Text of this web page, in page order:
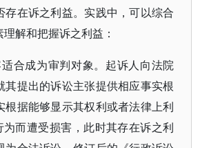
存在诉之利益。实践中，可以综合
解和把握诉之利益：
合成为审判对象。起诉人向法院
其提出的诉讼主张提供相应事实根
根据能够显示其权利或者法律上利
为而遭受损害，此时其存在诉之利